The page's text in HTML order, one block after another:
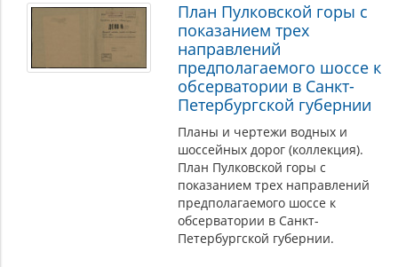
План Пулковской горы с
показанием трех
направлений
предполагаемого шоссе к
обсерватории в Санкт-
Петербургской губернии
Планы и чертежи водных и
шоссейных дорог (коллекция).
План Пулковской горы с
показанием трех направлений
предполагаемого шоссе к
обсерватории в Санкт-
Петербургской губернии.